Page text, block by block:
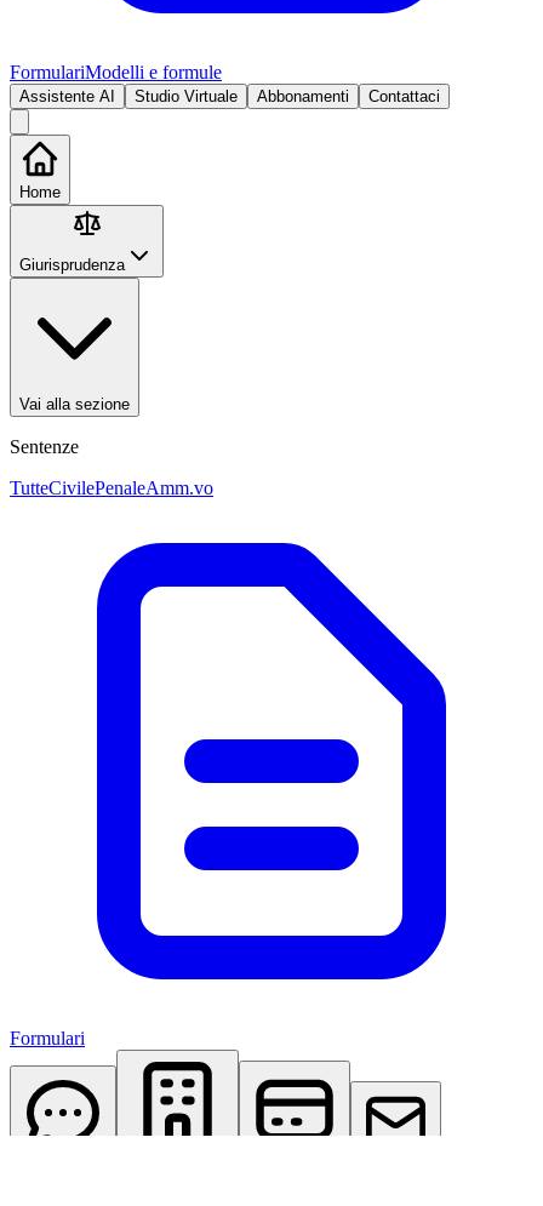
FormulariModelli e formule
Assistente AI Studio Virtuale Abbonamenti Contattaci
Home
Giurisprudenza
Vai alla sezione
Sentenze
TutteCivilePenaleAmm.vo
Formulari